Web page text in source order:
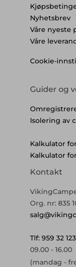
Nyhetsbrev
Våre nyeste
Våre
Cookie-
Guider og
Isolering av
Kalkulator
Kalkulator
Kontakt
Org. nr: 835
Tlf: 959 32 123
09.00 - 16.00
(mandag -